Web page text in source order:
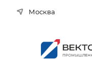
Москва